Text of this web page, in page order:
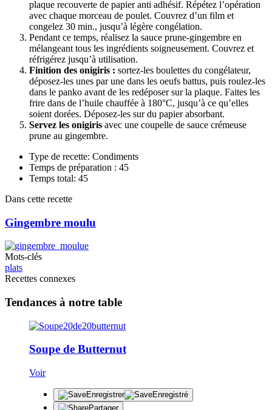
plaque recouverte de papier anti adhésif. Répétez l’opération
avec chaque morceau de poulet. Couvrez d’un film et
congelez 30 min., jusqu’à légère congélation.
Pendant ce temps, réalisez la sauce prune-gingembre en
mélangeant tous les ingrédients soigneusement. Couvrez et
réfrigérez jusqu’à utilisation.
Finition des onigiris : sortez-les boulettes du congélateur,
déposez-les unes par une dans les oeufs battus, puis roulez-les
dans le panko avant de les redéposer sur la plaque. Faites les
frire dans de l’huile chauffée à 180°C, jusqu’à ce qu’elles
soient dorées. Déposez-les sur du papier absorbant.
Servez les onigiris avec une coupelle de sauce crémeuse
prune au gingembre.
Type de recette: Condiments
Temps de préparation : 45
Temps total: 45
Dans cette recette
Gingembre moulu
Mots-clés
plats
Recettes connexes
Tendances à notre table
Soupe de Butternut
Voir
Enregistrer
Enregistré
Partager